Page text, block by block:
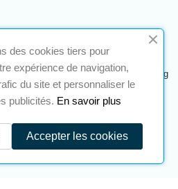
Rechte vorbehalten. Eine Realisierung
Navilog
Meinung des Unternehmens
Sie hier, um es zu überprüfen.
des cookies tiers pour
expérience de navigation,
du site et personnaliser le
publicités. En savoir plus
Accepter les cookies